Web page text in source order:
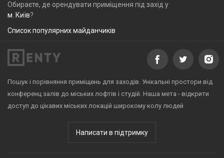
Обираєте, де орендувати приміщення під захід у
м. Київ?
Список популярних майданчиків
Пошук і порівняння приміщень для заходів. Унікальні простори від
конференц залів до міських лофтів і студій. Наша мета - відкрити
доступ до цікавих міських локацій широкому колу людей
Написати в підтримку